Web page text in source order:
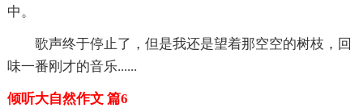
中。
歌声终于停止了，但是我还是望着那空空的树枝，回
味一番刚才的音乐......
倾听大自然作文 篇6